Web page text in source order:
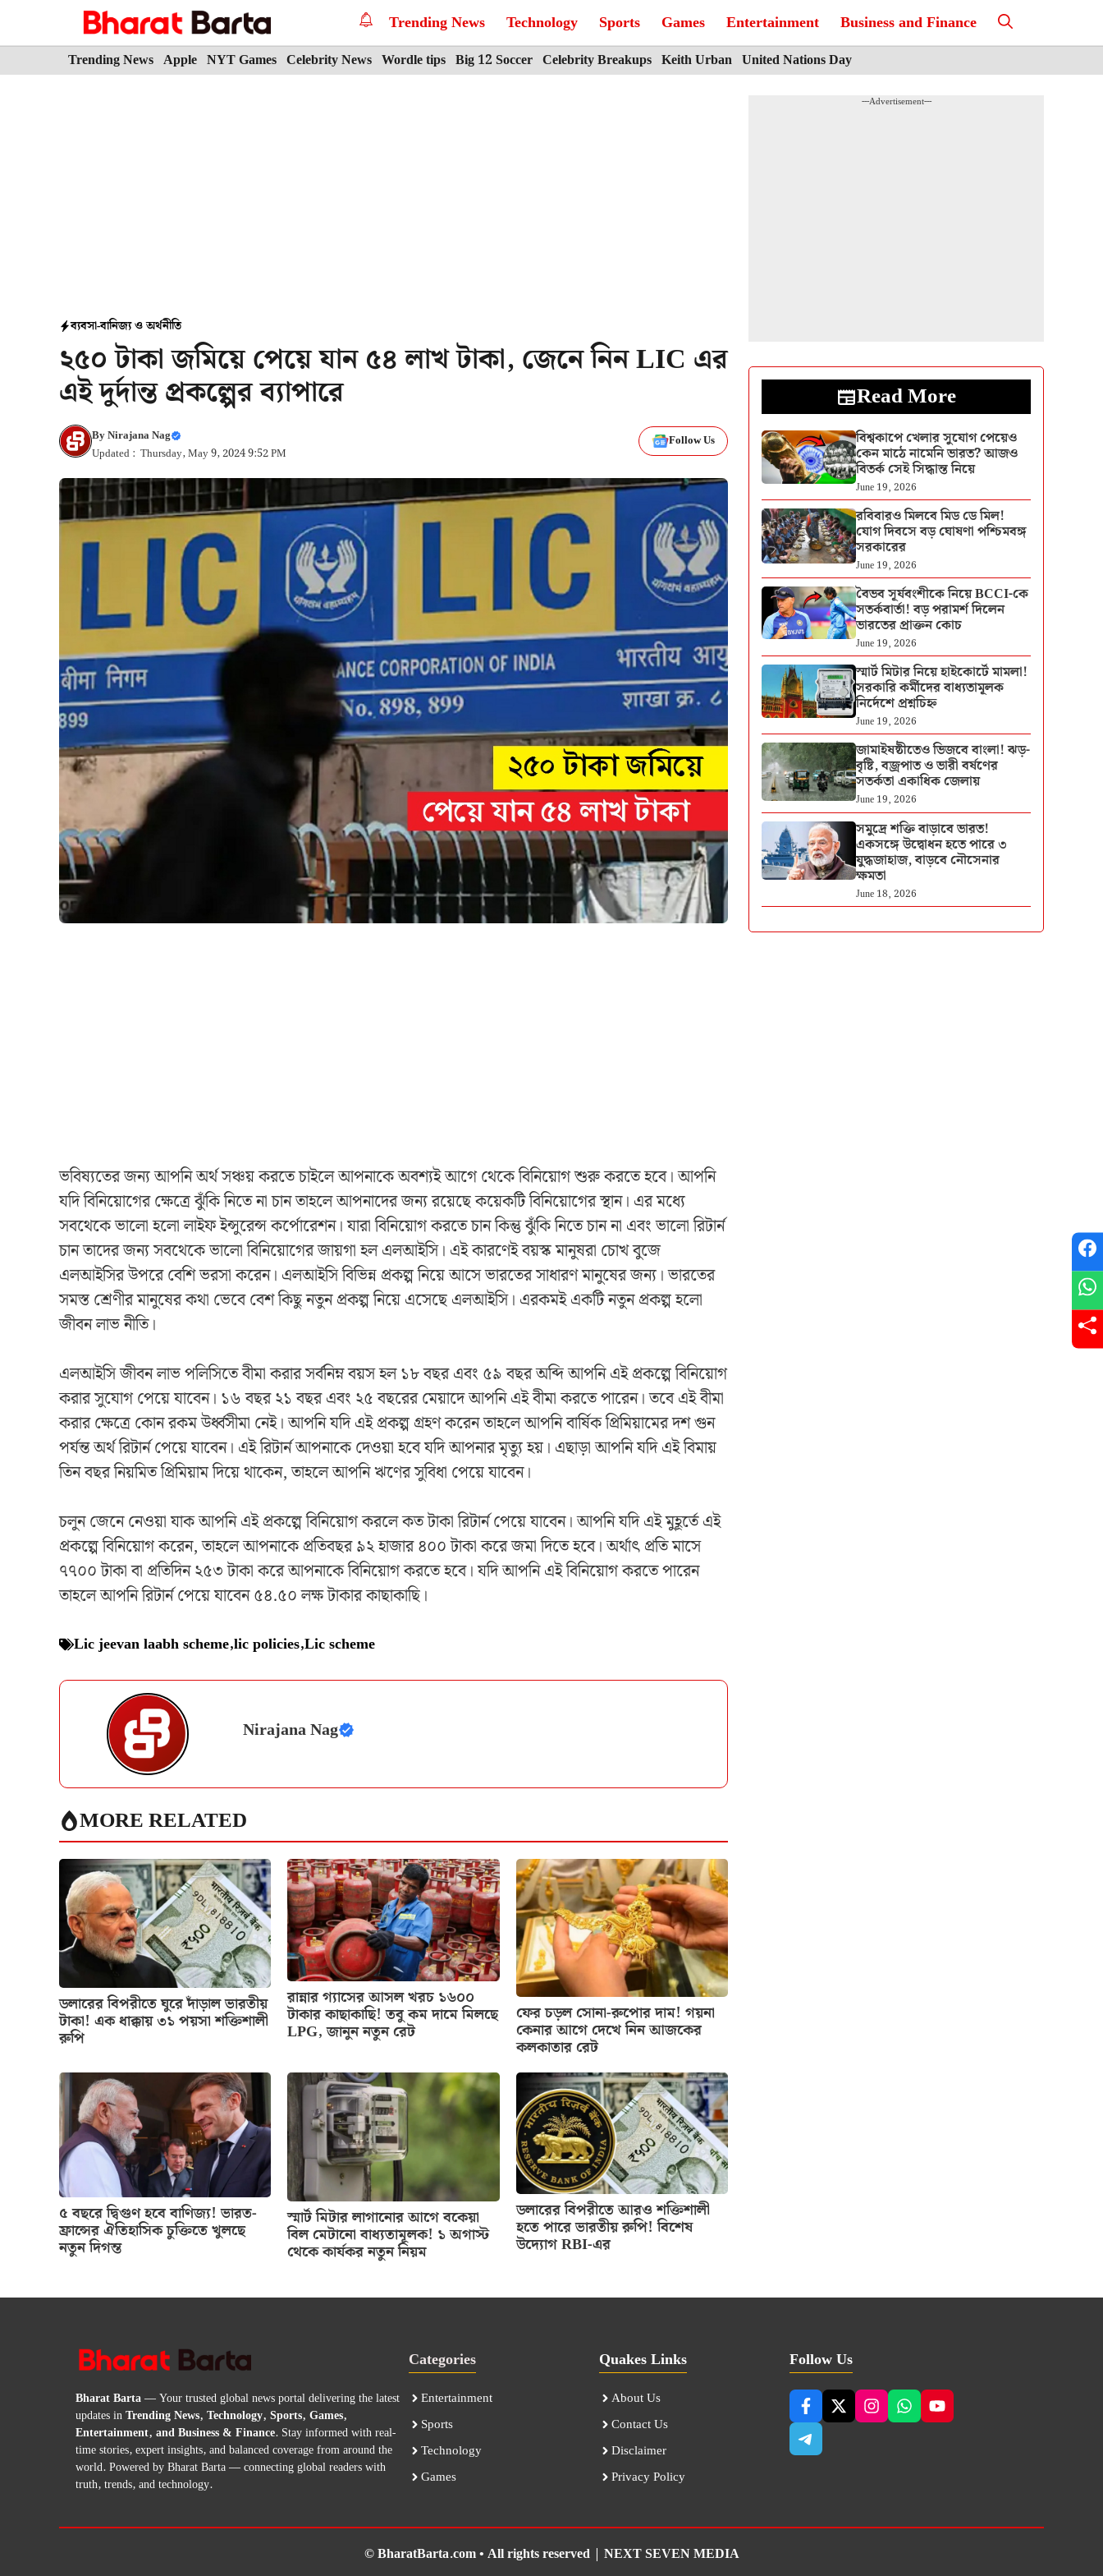
Trending News Technology Sports Games Entertainment Business and Finance
Trending News Apple NYT Games Celebrity News Wordle tips Big 12 Soccer Celebrity Breakups Keith Urban United Nations Day
ব্যবসা-বানিজ্য ও অর্থনীতি
২৫০ টাকা জমিয়ে পেয়ে যান ৫৪ লাখ টাকা, জেনে নিন LIC এর
এই দুর্দান্ত প্রকল্পের ব্যাপারে
ByNirajana Nag
Updated : Thursday, May 9, 2024 9:52 PM
Follow Us
ভবিষ্যতের জন্য আপনি অর্থ সঞ্চয় করতে চাইলে আপনাকে অবশ্যই আগে থেকে বিনিয়োগ শুরু করতে হবে। আপনি
যদি বিনিয়োগের ক্ষেত্রে ঝুঁকি নিতে না চান তাহলে আপনাদের জন্য রয়েছে কয়েকটি বিনিয়োগের স্থান। এর মধ্যে
সবথেকে ভালো হলো লাইফ ইন্সুরেন্স কর্পোরেশন। যারা বিনিয়োগ করতে চান কিন্তু ঝুঁকি নিতে চান না এবং ভালো রিটার্ন
চান তাদের জন্য সবথেকে ভালো বিনিয়োগের জায়গা হল এলআইসি। এই কারণেই বয়স্ক মানুষরা চোখ বুজে
এলআইসির উপরে বেশি ভরসা করেন। এলআইসি বিভিন্ন প্রকল্প নিয়ে আসে ভারতের সাধারণ মানুষের জন্য। ভারতের
সমস্ত শ্রেণীর মানুষের কথা ভেবে বেশ কিছু নতুন প্রকল্প নিয়ে এসেছে এলআইসি। এরকমই একটি নতুন প্রকল্প হলো
জীবন লাভ নীতি।
এলআইসি জীবন লাভ পলিসিতে বীমা করার সর্বনিম্ন বয়স হল ১৮ বছর এবং ৫৯ বছর অব্দি আপনি এই প্রকল্পে বিনিয়োগ
করার সুযোগ পেয়ে যাবেন। ১৬ বছর ২১ বছর এবং ২৫ বছরের মেয়াদে আপনি এই বীমা করতে পারেন। তবে এই বীমা
করার ক্ষেত্রে কোন রকম উর্ধ্বসীমা নেই। আপনি যদি এই প্রকল্প গ্রহণ করেন তাহলে আপনি বার্ষিক প্রিমিয়ামের দশ গুন
পর্যন্ত অর্থ রিটার্ন পেয়ে যাবেন। এই রিটার্ন আপনাকে দেওয়া হবে যদি আপনার মৃত্যু হয়। এছাড়া আপনি যদি এই বিমায়
তিন বছর নিয়মিত প্রিমিয়াম দিয়ে থাকেন, তাহলে আপনি ঋণের সুবিধা পেয়ে যাবেন।
চলুন জেনে নেওয়া যাক আপনি এই প্রকল্পে বিনিয়োগ করলে কত টাকা রিটার্ন পেয়ে যাবেন। আপনি যদি এই মুহূর্তে এই
প্রকল্পে বিনিয়োগ করেন, তাহলে আপনাকে প্রতিবছর ৯২ হাজার ৪০০ টাকা করে জমা দিতে হবে। অর্থাৎ প্রতি মাসে
৭৭০০ টাকা বা প্রতিদিন ২৫৩ টাকা করে আপনাকে বিনিয়োগ করতে হবে। যদি আপনি এই বিনিয়োগ করতে পারেন
তাহলে আপনি রিটার্ন পেয়ে যাবেন ৫৪.৫০ লক্ষ টাকার কাছাকাছি।
Lic jeevan laabh scheme,lic policies,Lic scheme
Nirajana Nag
MORE RELATED
ডলারের বিপরীতে ঘুরে দাঁড়াল ভারতীয়
টাকা! এক ধাক্কায় ৩১ পয়সা শক্তিশালী
রুপি
রান্নার গ্যাসের আসল খরচ ১৬০০
টাকার কাছাকাছি! তবু কম দামে মিলছে
LPG, জানুন নতুন রেট
ফের চড়ল সোনা-রুপোর দাম! গয়না
কেনার আগে দেখে নিন আজকের
কলকাতার রেট
৫ বছরে দ্বিগুণ হবে বাণিজ্য! ভারত-
ফ্রান্সের ঐতিহাসিক চুক্তিতে খুলছে
নতুন দিগন্ত
স্মার্ট মিটার লাগানোর আগে বকেয়া
বিল মেটানো বাধ্যতামূলক! ১ অগাস্ট
থেকে কার্যকর নতুন নিয়ম
ডলারের বিপরীতে আরও শক্তিশালী
হতে পারে ভারতীয় রুপি! বিশেষ
উদ্যোগ RBI-এর
---Advertisement---
Read More
বিশ্বকাপে খেলার সুযোগ পেয়েও
কেন মাঠে নামেনি ভারত? আজও
বিতর্ক সেই সিদ্ধান্ত নিয়ে
June 19, 2026
রবিবারও মিলবে মিড ডে মিল!
যোগ দিবসে বড় ঘোষণা পশ্চিমবঙ্গ
সরকারের
June 19, 2026
বৈভব সূর্যবংশীকে নিয়ে BCCI-কে
সতর্কবার্তা! বড় পরামর্শ দিলেন
ভারতের প্রাক্তন কোচ
June 19, 2026
স্মার্ট মিটার নিয়ে হাইকোর্টে মামলা!
সরকারি কর্মীদের বাধ্যতামূলক
নির্দেশে প্রশ্নচিহ্ন
June 19, 2026
জামাইষষ্ঠীতেও ভিজবে বাংলা! ঝড়-
বৃষ্টি, বজ্রপাত ও ভারী বর্ষণের
সতর্কতা একাধিক জেলায়
June 19, 2026
সমুদ্রে শক্তি বাড়াবে ভারত!
একসঙ্গে উদ্বোধন হতে পারে ৩
যুদ্ধজাহাজ, বাড়বে নৌসেনার
ক্ষমতা
June 18, 2026
Bharat Barta— Your trusted global news portal delivering the latest
updates inTrending News, Technology, Sports, Games,
Entertainment, and Business & Finance. Stay informed with real-
time stories, expert insights, and balanced coverage from around the
world. Powered by Bharat Barta — connecting global readers with
truth, trends, and technology.
Categories
Entertainment
Sports
Technology
Games
Quakes Links
About Us
Contact Us
Disclaimer
Privacy Policy
Follow Us
© BharatBarta.com • All rights reserved | NEXT SEVEN MEDIA